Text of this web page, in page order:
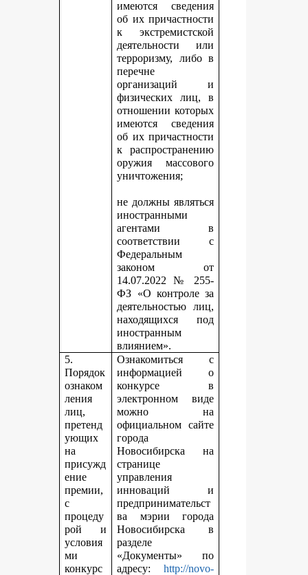
имеются сведения
об их причастности
к экстремистской
деятельности или
терроризму, либо в
перечне
организаций и
физических лиц, в
отношении которых
имеются сведения
об их причастности
к распространению
оружия массового
уничтожения;
не должны являться
иностранными
агентами в
соответствии с
Федеральным
законом от
14.07.2022 № 255-
ФЗ «О контроле за
деятельностью лиц,
находящихся под
иностранным
влиянием».
5.
Порядок
ознаком
ления
лиц,
претенд
ующих
на
присужд
ение
премии,
с
процеду
рой и
условия
ми
конкурс
Ознакомиться с
информацией о
конкурсе в
электронном виде
можно на
официальном сайте
города
Новосибирска на
странице
управления
инноваций и
предпринимательст
ва мэрии города
Новосибирска в
разделе
«Документы» по
адресу:http://novo-